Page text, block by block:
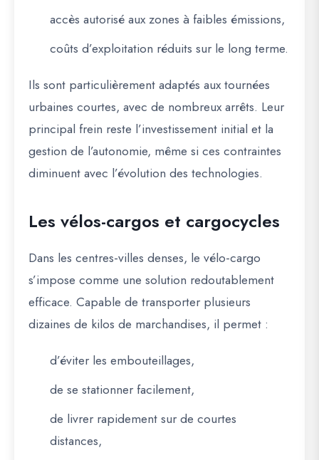
accès autorisé aux zones à faibles émissions,
coûts d’exploitation réduits sur le long terme.
Ils sont particulièrement adaptés aux tournées
urbaines courtes, avec de nombreux arrêts. Leur
principal frein reste l’investissement initial et la
gestion de l’autonomie, même si ces contraintes
diminuent avec l’évolution des technologies.
Les vélos-cargos et cargocycles
Dans les centres-villes denses, le vélo-cargo
s’impose comme une solution redoutablement
efficace. Capable de transporter plusieurs
dizaines de kilos de marchandises, il permet :
d’éviter les embouteillages,
de se stationner facilement,
de livrer rapidement sur de courtes
distances,